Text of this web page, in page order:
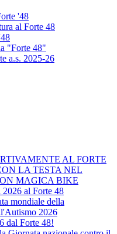
'48
al Forte 48
"Forte 48"
a.s. 2025-26
AL FORTE
LA TESTA NEL
MAGICA BIKE
2026 al Forte 48
mondiale della
2026
dal Forte 48!